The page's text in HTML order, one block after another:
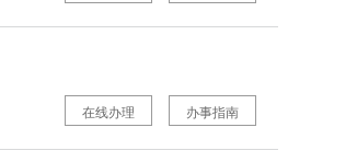
办事指南
在线办理